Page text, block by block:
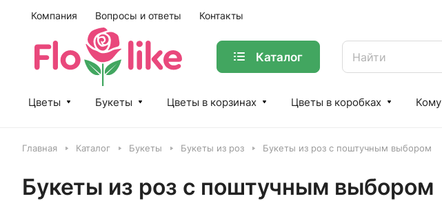
Компания Вопросы и ответы Контакты
Каталог
Цветы Букеты Цветы в корзинах Цветы в коробках Кому
Главная Каталог Букеты Букеты из роз Букеты из роз с поштучным выбором
Букеты из роз с поштучным выбором